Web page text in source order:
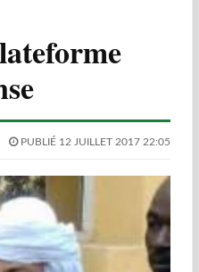
PUBLIÉ 12 JUILLET 2017 22:05